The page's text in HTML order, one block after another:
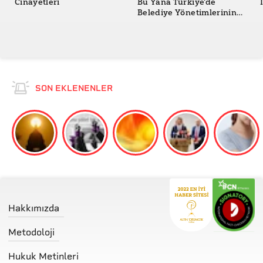
Cinayetleri
Bu Yana Türkiye'de
Belediye Yönetimlerinin
SON EKLENENLER
Hakkımızda
Metodoloji
Hukuk Metinleri